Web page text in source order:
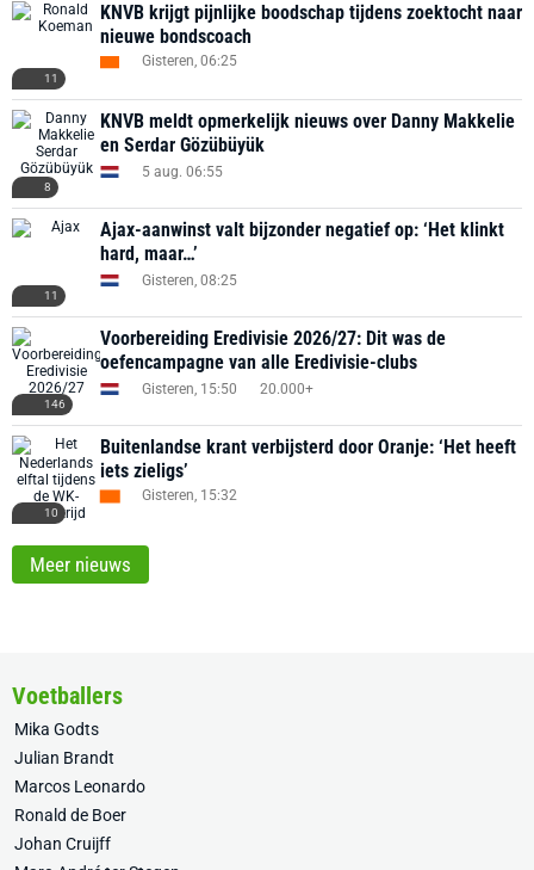
11
KNVB krijgt pijnlijke boodschap tijdens zoektocht naar
nieuwe bondscoach
Gisteren, 06:25
8
KNVB meldt opmerkelijk nieuws over Danny Makkelie
en Serdar Gözübüyük
5 aug. 06:55
11
Ajax-aanwinst valt bijzonder negatief op: ‘Het klinkt
hard, maar…’
Gisteren, 08:25
146
Voorbereiding Eredivisie 2026/27: Dit was de
oefencampagne van alle Eredivisie-clubs
Gisteren, 15:50 20.000+
10
Buitenlandse krant verbijsterd door Oranje: ‘Het heeft
iets zieligs’
Gisteren, 15:32
Meer nieuws
Voetballers
Mika Godts
Julian Brandt
Marcos Leonardo
Ronald de Boer
Johan Cruijff